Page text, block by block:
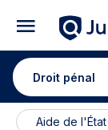
Aide de l'État